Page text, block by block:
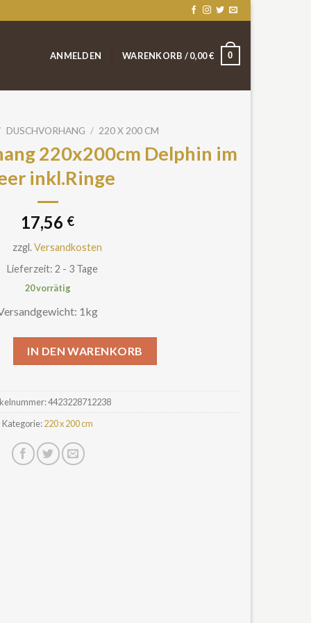
ANMELDEN WARENKORB /0,00€ 0
DUSCHVORHANG / 220 X 200 CM
220x200cm Delphin im
inkl.Ringe
17,56 €
zzgl.Versandkosten
Lieferzeit: 2 - 3 Tage
20 vorrätig
1kg
IN DEN WARENKORB
4423228712238
Kategorie:220 x 200 cm